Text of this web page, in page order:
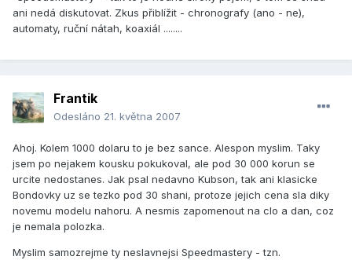
ani nedá diskutovat. Zkus přiblížit - chronografy (ano - ne),
automaty, ruční nátah, koaxiál ........
Frantik
Odesláno 21. května 2007
Ahoj. Kolem 1000 dolaru to je bez sance. Alespon myslim. Taky
jsem po nejakem kousku pokukoval, ale pod 30 000 korun se
urcite nedostanes. Jak psal nedavno Kubson, tak ani klasicke
Bondovky uz se tezko pod 30 shani, protoze jejich cena sla diky
novemu modelu nahoru. A nesmis zapomenout na clo a dan, coz
je nemala polozka.
Myslim samozrejme ty neslavnejsi Speedmastery - tzn.